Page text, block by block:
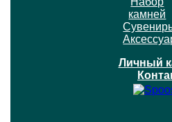
камней
Личный